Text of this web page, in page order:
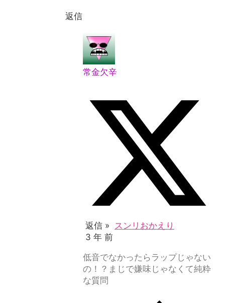
返信
常金欠辛
返信 » スンリおかえり
3 年 前
低音でなかったらラップじゃない
の！？まじで嫌味じゃなくて純粋
な質問